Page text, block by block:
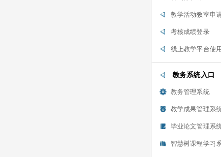
教学活动教室申
考核成绩登录
线上教学平台使
教务系统入口
教务管理系统
教学成果管理系
毕业论文管理系
智慧树课程学习